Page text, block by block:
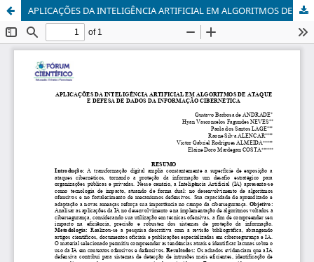
APLICAÇÕES DA INTELIGÊNCIA ARTIFICIAL EM ALGORITMOS DE ATAQUE E DEFESA DE DADOS DA INFORMAÇÃO CIBERNÉTICA